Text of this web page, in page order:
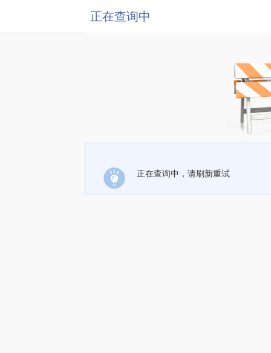
正在查询中
正在查询中，请刷新重试